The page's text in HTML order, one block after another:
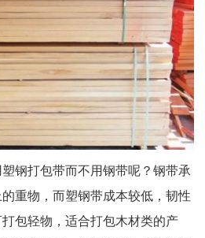
钢打包带而不用钢带呢？钢带承
重物，而塑钢带成本较低，韧性
包轻物，适合打包木材类的产